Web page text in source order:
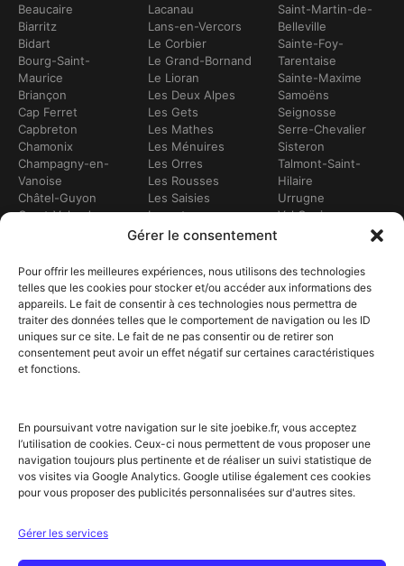
Gérer le consentement
Pour offrir les meilleures expériences, nous utilisons des technologies
telles que les cookies pour stocker et/ou accéder aux informations des
appareils. Le fait de consentir à ces technologies nous permettra de
traiter des données telles que le comportement de navigation ou les ID
uniques sur ce site. Le fait de ne pas consentir ou de retirer son
consentement peut avoir un effet négatif sur certaines caractéristiques
et fonctions.
En poursuivant votre navigation sur le site joebike.fr, vous acceptez
l’utilisation de cookies. Ceux-ci nous permettent de vous proposer une
navigation toujours plus pertinente et de réaliser un suivi statistique de
vos visites via Google Analytics. Google utilise également ces cookies
pour vous proposer des publicités personnalisées sur d'autres sites.
Gérer les services
Beaucaire
Biarritz
Bidart
Bourg-Saint-
Maurice
Briançon
Cap Ferret
Capbreton
Chamonix
Champagny-en-
Vanoise
Châtel-Guyon
Crest-Voland
Embrun
Flumet
Frontignan
Gourette
Gruissan
Hendaye
Hossegor
Lacanau
Lans-en-Vercors
Le Corbier
Le Grand-Bornand
Le Lioran
Les Deux Alpes
Les Gets
Les Mathes
Les Ménuires
Les Orres
Les Rousses
Les Saisies
Leucate
Lézignan-
Loudenvielle
Luchon
Luz-Saint-Sauveur
Marennes
Marseille
Méribel
Saint-Martin-de-
Belleville
Sainte-Foy-
Tarentaise
Sainte-Maxime
Samoëns
Seignosse
Serre-Chevalier
Sisteron
Talmont-Saint-
Hilaire
Urrugne
Val Cenis
Valberg
Vars
Vendays-
Montalivet
Villard-de-Lans
Villarodin-Bourget
Achat de vélo
Atelier vélo
Livraison à domicile
Itinéraires vélo
Sorties guidées
NOTRE RÉSEAU ET PARTENAIRES
Offre partenaires hébergeurs
Label Accueil Vélo